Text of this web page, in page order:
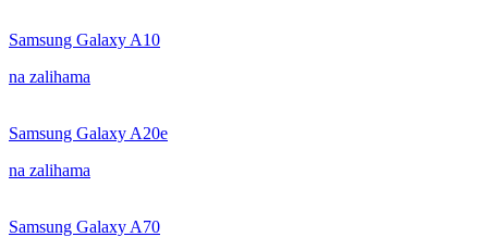
Samsung Galaxy A10
na zalihama
Samsung Galaxy A20e
na zalihama
Samsung Galaxy A70